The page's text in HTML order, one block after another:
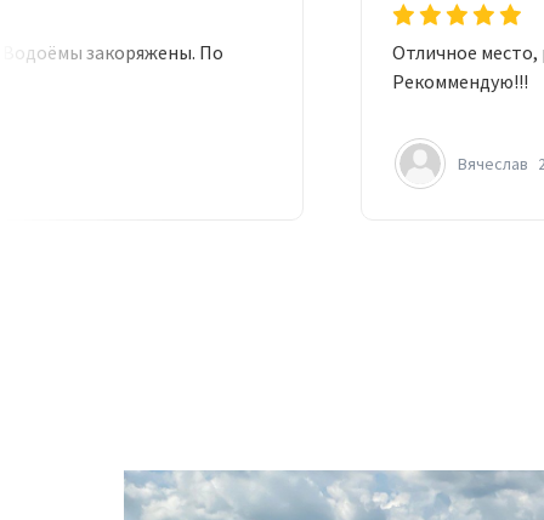
Водоёмы закоряжены. По
Отличное
Рекоммендую!!!
Вячеслав